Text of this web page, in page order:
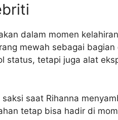
dalam momen
mewah sebagai
status, tetapi juga alat
saat Rihanna
tetap bisa hadir di